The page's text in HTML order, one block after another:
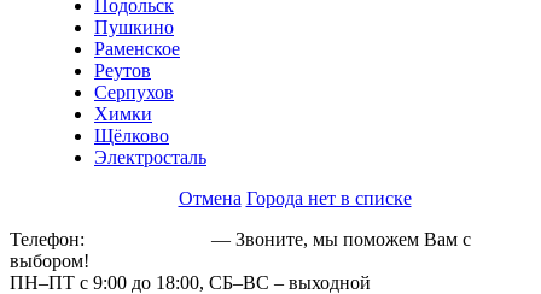
Подольск
Пушкино
Раменское
Реутов
Серпухов
Химки
Щёлково
Электросталь
Отмена Города нет в списке
Телефон:
— Звоните, мы поможем Вам с
выбором!
ПН–ПТ с 9:00 до 18:00, СБ–ВС – выходной